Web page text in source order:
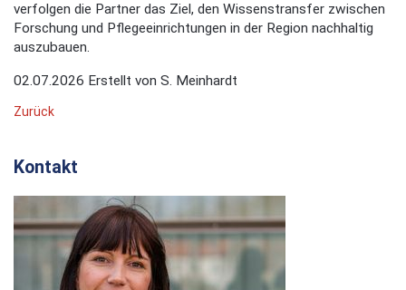
verfolgen die Partner das Ziel, den Wissenstransfer zwischen
Forschung und Pflegeeinrichtungen in der Region nachhaltig
auszubauen.
02.07.2026 Erstellt von S. Meinhardt
Zurück
Kontakt